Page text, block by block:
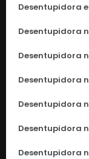
Desentupidora
Desentupidora
Desentupidora
Desentupidora
Desentupidora
Desentupidora
Desentupidora